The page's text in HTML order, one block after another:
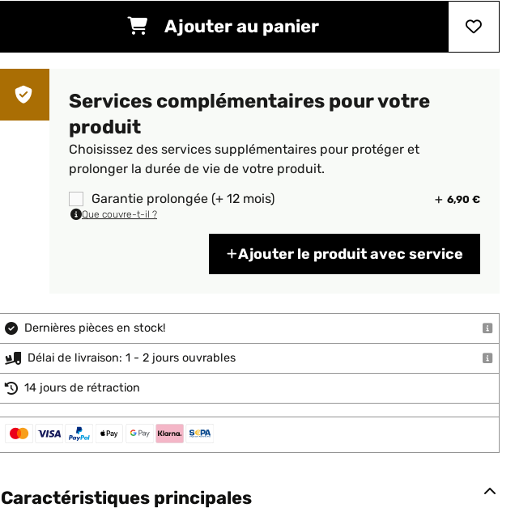
Ajouter au panier
Services complémentaires pour votre
produit
Choisissez des services supplémentaires pour protéger et
prolonger la durée de vie de votre produit.
Garantie prolongée (+ 12 mois)
6,90 €
Que couvre-t-il ?
Ajouter le produit avec service
Dernières pièces en stock!
Délai de livraison: 1 - 2 jours ouvrables
14 jours de rétraction
Caractéristiques principales